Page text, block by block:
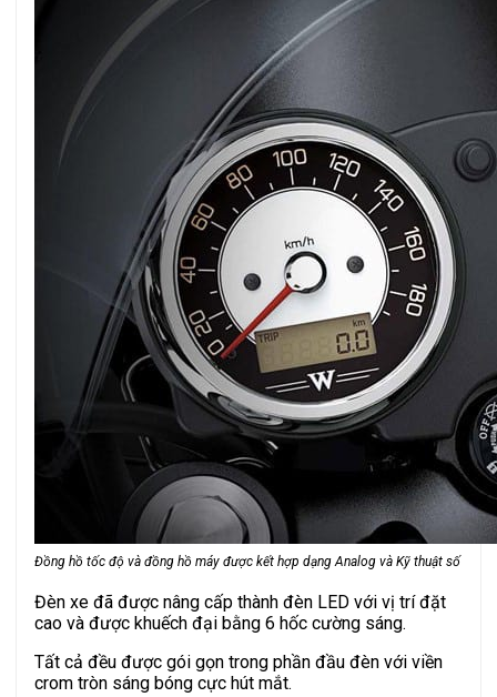
Đồng hồ tốc độ và đồng hồ máy được kết hợp dạng Analog và Kỹ thuật số
Đèn xe đã được nâng cấp thành đèn LED với vị trí đặt
cao và được khuếch đại bằng 6 hốc cường sáng.
Tất cả đều được gói gọn trong phần đầu đèn với viền
crom tròn sáng bóng cực hút mắt.